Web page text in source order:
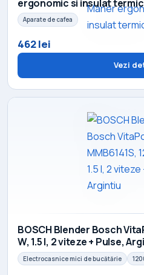
ergonomic si insulat termic
Aparate de cafea
462 lei
Vezi
BOSCH Blender Bosch
W, 1.5 l, 2 viteze + Pulse,
Electrocasnice mici de bucătărie